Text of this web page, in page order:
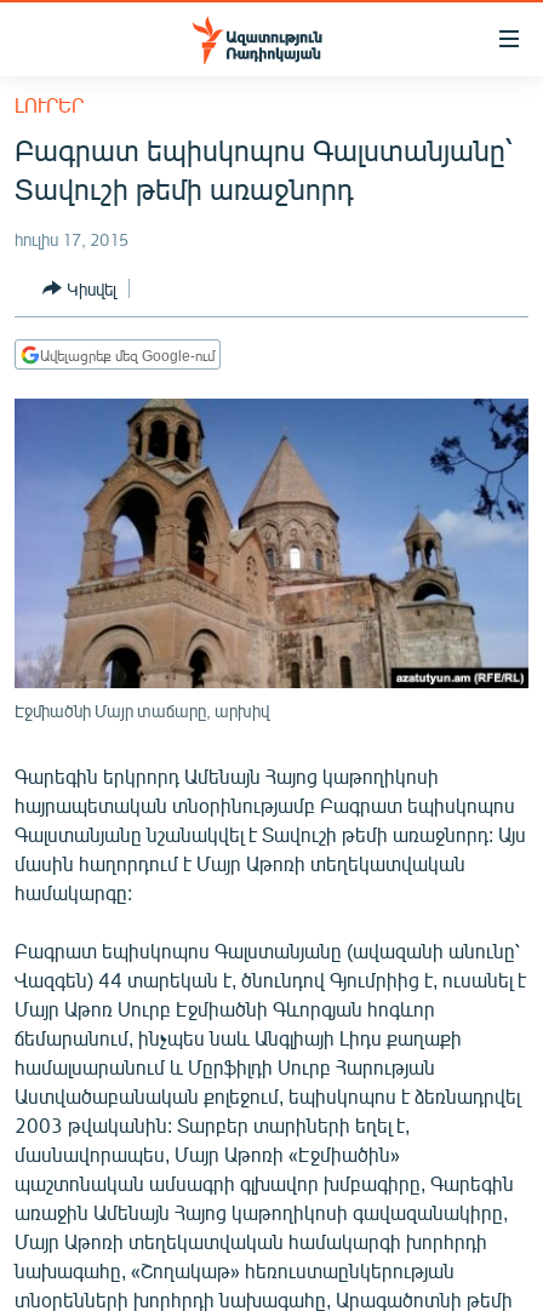
Մատչելիության
հիմնական
բովանդակությանը
Անցնել
հիմնական
մենյուին
ՀԱՅԱՍՏԱՆ
ՔԱՂԱՔԱԿԱՆ
ԸՆՏՐՈՒԹՅՈՒՆՆԵՐ 2026
ԻՐԱՎՈՒՆՔ
ՀԱՍԱՐԱԿՈՒԹՅՈՒՆ
ՊԱՏԵՐԱԶՄԻ 6 ՇԱԲԱԹՆԵՐԸ
ՏԱՐԱԾԱՇՐՋԱՆ
ՄԻՋԱԶԳԱՅԻՆ
ՄՇԱԿՈՒՅԹ
ՍՊՈՐՏ
ՄԵԿՆԱԲԱՆՈՒԹՅՈՒՆ
ԿՈՐՈՆԱՎԻՐՈՒՍ
ԱՐԽԻՎ
ՏԵՍԱՆՅՈՒԹԵՐ
ԲԱՆԱՎԵՃ
ՁԳՏԵԼՈՎ ԼԱՎԱԳՈՒՅՆԻՆ
ՓՈԴՔԱՍԹ
Հայերեն
English
Русский
ՀԵՏԵՎԵՔ ՄԵԶ
ԼՈՒՐԵՐ
Բագրատ եպիսկոպոս Գալստանյանը՝
Տավուշի թեմի առաջնորդ
հուլիս 17, 2015
Կիսվել
Ավելացրեք մեզ Google-ում
Էջմիածնի Մայր տաճարը, արխիվ
Գարեգին երկրորդ Ամենայն Հայոց կաթողիկոսի
հայրապետական տնօրինությամբ Բագրատ եպիսկոպոս
Գալստանյանը նշանակվել է Տավուշի թեմի առաջնորդ: Այս
մասին հաղորդում է Մայր Աթոռի տեղեկատվական
համակարգը:
Բագրատ եպիսկոպոս Գալստանյանը (ավազանի անունը՝
Վազգեն) 44 տարեկան է, ծնունդով Գյումրիից է, ուսանել է
Մայր Աթոռ Սուրբ Էջմիածնի Գևորգյան հոգևոր
ճեմարանում, ինչպես նաև Անգլիայի Լիդս քաղաքի
համալսարանում և Մըրֆիլդի Սուրբ Հարության
Աստվածաբանական քոլեջում, եպիսկոպոս է ձեռնադրվել
2003 թվականին: Տարբեր տարիների եղել է,
մասնավորապես, Մայր Աթոռի «Էջմիածին»
պաշտոնական ամսագրի գլխավոր խմբագիրը, Գարեգին
առաջին Ամենայն Հայոց կաթողիկոսի գավազանակիրը,
Մայր Աթոռի տեղեկատվական համակարգի խորհրդի
նախագահը, «Շողակաթ» հեռուստաընկերության
տնօրենների խորհրդի նախագահը, Արագածոտնի թեմի